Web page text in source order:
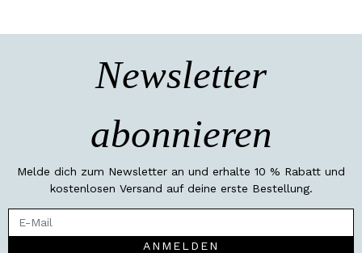
Newsletter
abonnieren
Melde dich zum Newsletter an und erhalte 10 % Rabatt und
kostenlosen Versand auf deine erste Bestellung.
ANMELDEN